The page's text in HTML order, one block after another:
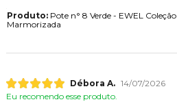
Produto:Pote n° 8 Verde - EWEL Coleção
Marmorizada
Débora A. 14/07/2026
Eu recomendo esse produto.